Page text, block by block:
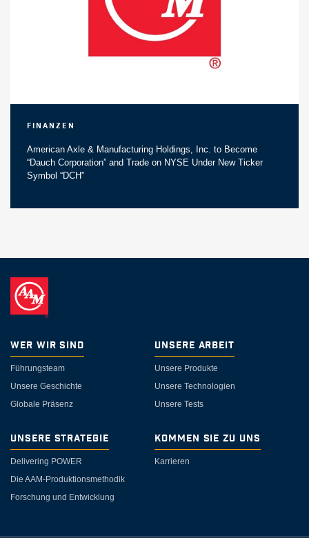
Finanzen
American Axle & Manufacturing Holdings, Inc. to Become
“Dauch Corporation” and Trade on NYSE Under New Ticker
Symbol “DCH”
Wer wir sind
Führungsteam
Unsere Geschichte
Globale Präsenz
Unsere Arbeit
Unsere Produkte
Unsere Technologien
Unsere Tests
Unsere Strategie
Delivering POWER
Die AAM-Produktionsmethodik
Forschung und Entwicklung
Kommen Sie zu uns
Karrieren